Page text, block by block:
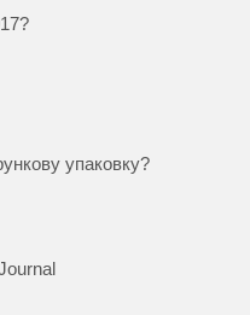
упаковку?